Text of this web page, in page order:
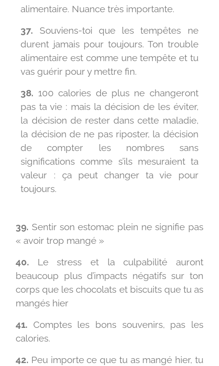
alimentaire. Nuance très importante.
37. Souviens-toi que les tempêtes ne
durent jamais pour toujours. Ton trouble
alimentaire est comme une tempête et tu
vas guérir pour y mettre fin.
38. 100 calories de plus ne changeront
pas ta vie : mais la décision de les éviter,
la décision de rester dans cette maladie,
la décision de ne pas riposter, la décision
de compter les nombres sans
significations comme s’ils mesuraient ta
valeur : ça peut changer ta vie pour
toujours.
39. Sentir son estomac plein ne signifie pas
« avoir trop mangé »
40. Le stress et la culpabilité auront
beaucoup plus d’impacts négatifs sur ton
corps que les chocolats et biscuits que tu as
mangés hier
41. Comptes les bons souvenirs, pas les
calories.
42. Peu importe ce que tu as mangé hier, tu